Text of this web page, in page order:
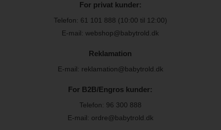
For privat kunder:
Telefon: 61 101 888 (10:00 til 12:00)
E-mail: webshop@babytrold.dk
Reklamation
E-mail: reklamation@babytrold.dk
For B2B/Engros kunder:
Telefon: 96 300 888
E-mail: ordre@babytrold.dk